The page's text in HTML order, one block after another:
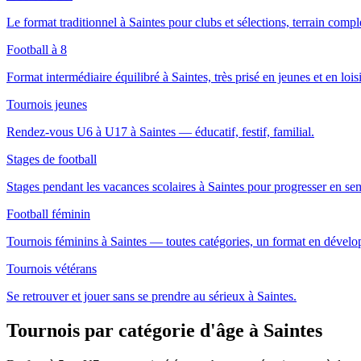
Le format traditionnel à Saintes pour clubs et sélections, terrain
Football à 8
Format intermédiaire équilibré à Saintes, très prisé en jeunes et en
Tournois jeunes
Rendez-vous U6 à U17 à Saintes — éducatif, festif, familial.
Stages de football
Stages pendant les vacances scolaires à Saintes pour progresser en
Football féminin
Tournois féminins à Saintes — toutes catégories, un format en
Tournois vétérans
Se retrouver et jouer sans se prendre au sérieux à Saintes.
Tournois par catégorie d'âge à Saintes